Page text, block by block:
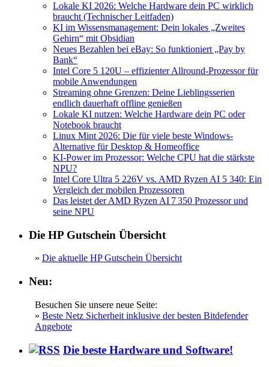
Lokale KI 2026: Welche Hardware dein PC wirklich
braucht (Technischer Leitfaden)
KI im Wissensmanagement: Dein lokales „Zweites
Gehirn“ mit Obsidian
Neues Bezahlen bei eBay: So funktioniert „Pay by
Bank“
Intel Core 5 120U – effizienter Allround-Prozessor für
mobile Anwendungen
Streaming ohne Grenzen: Deine Lieblingsserien
endlich dauerhaft offline genießen
Lokale KI nutzen: Welche Hardware dein PC oder
Notebook braucht
Linux Mint 2026: Die für viele beste Windows-
Alternative für Desktop & Homeoffice
KI-Power im Prozessor: Welche CPU hat die stärkste
NPU?
Intel Core Ultra 5 226V vs. AMD Ryzen AI 5 340: Ein
Vergleich der mobilen Prozessoren
Das leistet der AMD Ryzen AI 7 350 Prozessor und
seine NPU
Die HP Gutschein Übersicht
» Die aktuelle HP Gutschein Übersicht
Neu:
Besuchen Sie unsere neue Seite:
» Beste Netz Sicherheit inklusive der besten Bitdefender
Angebote
Die beste Hardware und Software!